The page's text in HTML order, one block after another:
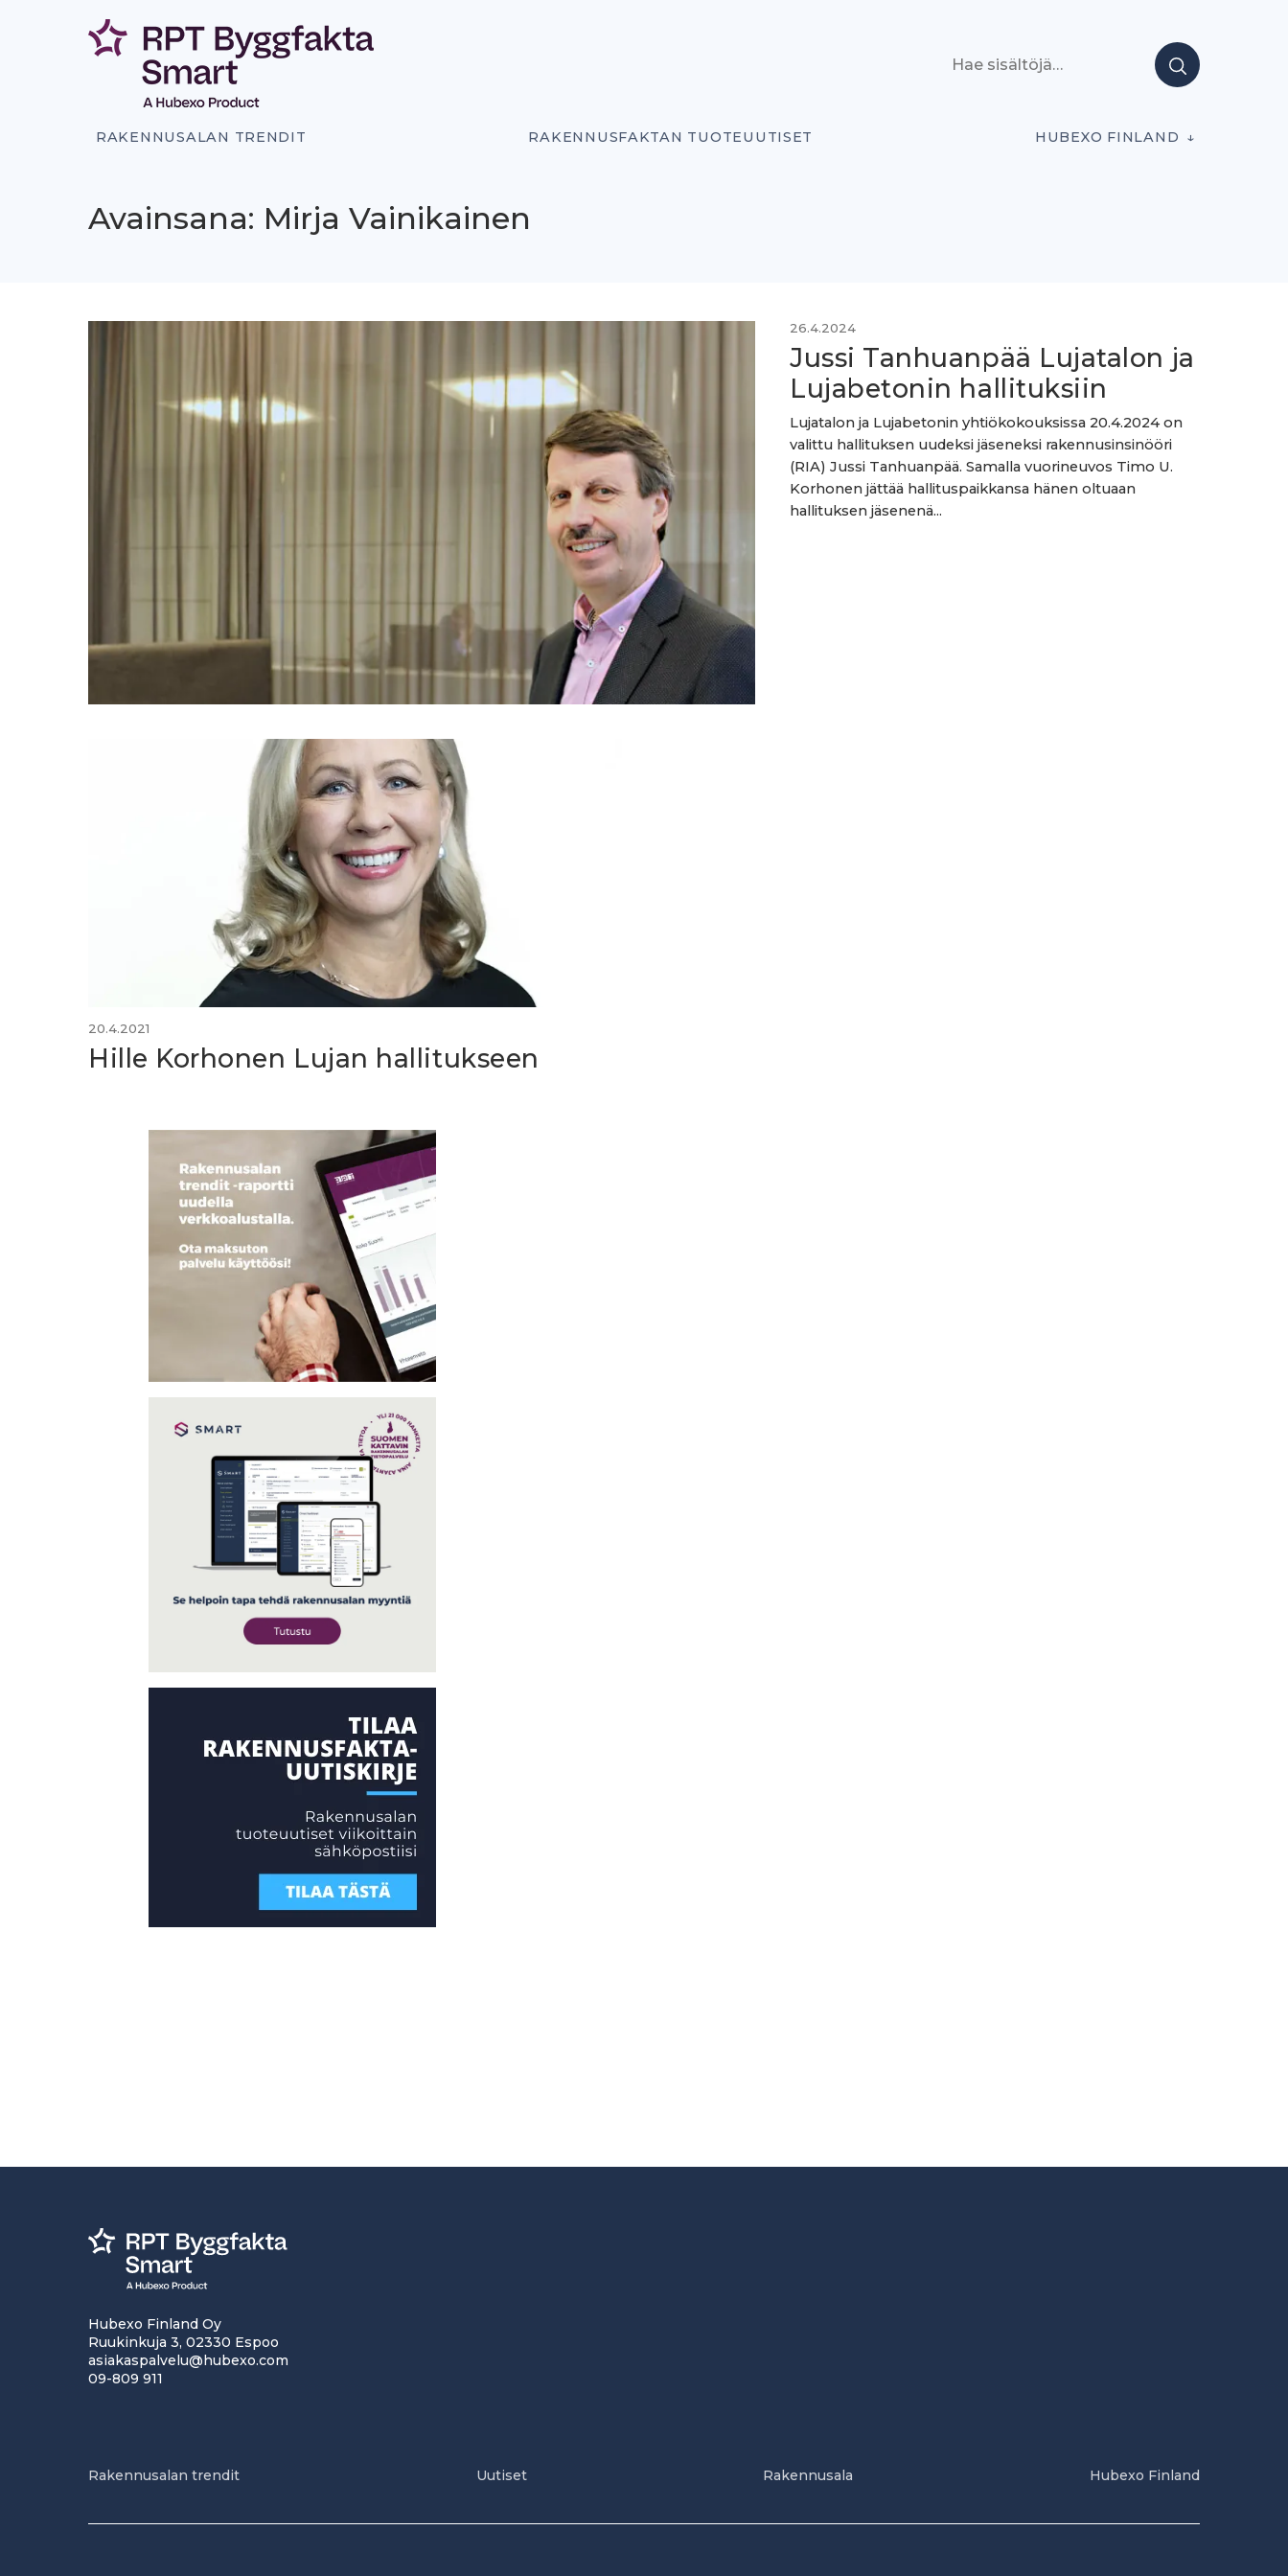
RAKENNUSALAN TRENDIT RAKENNUSFAKTAN TUOTEUUTISET HUBEXO FINLAND
Avainsana: Mirja Vainikainen
26.4.2024
Jussi Tanhuanpää Lujatalon ja
Lujabetonin hallituksiin
Lujatalon ja Lujabetonin yhtiökokouksissa 20.4.2024 on
valittu hallituksen uudeksi jäseneksi rakennusinsinööri
(RIA) Jussi Tanhuanpää. Samalla vuorineuvos Timo U.
Korhonen jättää hallituspaikkansa hänen oltuaan
hallituksen jäsenenä...
20.4.2021
Hille Korhonen Lujan hallitukseen
Hubexo Finland Oy
Ruukinkuja 3, 02330 Espoo
asiakaspalvelu@hubexo.com
09-809 911
Rakennusalan trendit Uutiset Rakennusala Hubexo Finland